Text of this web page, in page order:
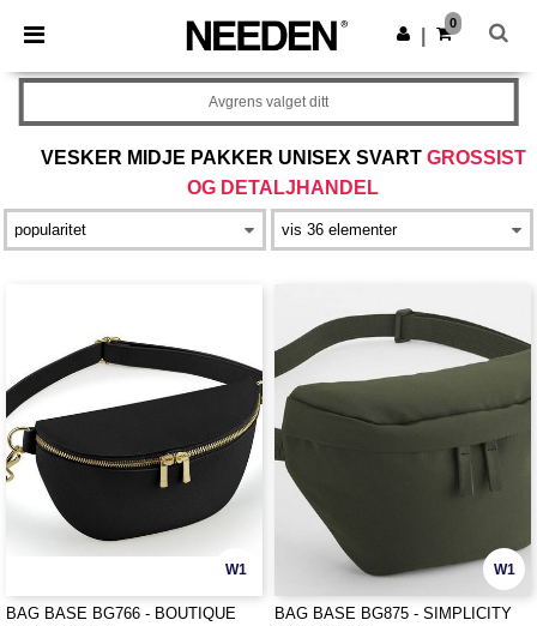
× Needen-app
Bedre priser i appen!
Last ned app
0
VESKER MIDJE PAKKER UNISEX SVART GROSSIST
OG DETALJHANDEL
Avgrens valget ditt
W1
BAG BASE BG766 - BOUTIQUE
W1
BAG BASE BG875 - SIMPLICITY